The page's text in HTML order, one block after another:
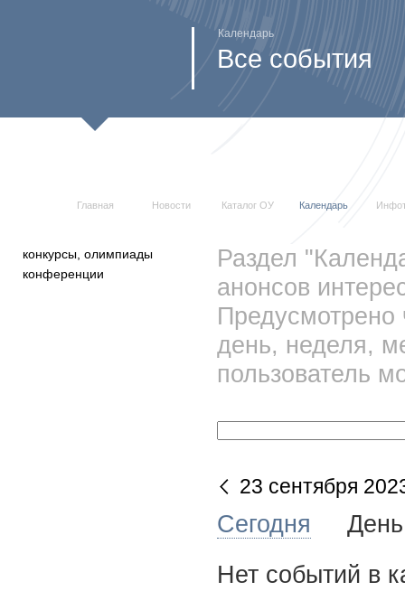
Главная Новости Каталог ОУ Календарь
Все события
Календарь
конкурсы, олимпиады
конференции
Раздел
анонсов
день, неделя,
пользователь
23 сентября
Сегодня
Нет событий в